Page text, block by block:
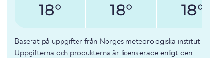
18° 18° 18°
Baserat på uppgifter från Norges meteorologiska institut.
Uppgifterna och produkterna är licensierade enligt den